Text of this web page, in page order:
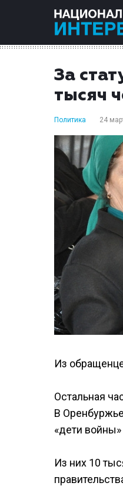
За
тысяч
Политика 24
Из
Остальная
В
«дети
Из них 10